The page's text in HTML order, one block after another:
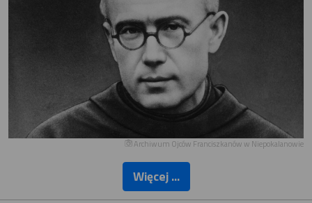
Archiwum Ojców Franciszkanów w Niepokalanowie
Więcej ...